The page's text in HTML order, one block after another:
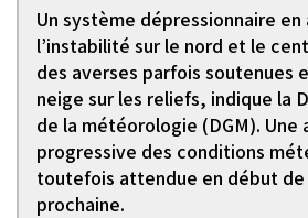
Un système dépressionnaire
l’instabilité sur le nord et le
des averses parfois soutenues
neige sur les reliefs, indique la
de la météorologie (DGM). Une
progressive des conditions
toutefois attendue en début de
prochaine.